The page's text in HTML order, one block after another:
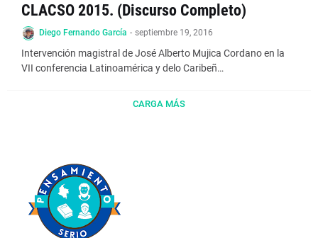
CLACSO 2015. (Discurso Completo)
Diego Fernando García - septiembre 19, 2016
Intervención magistral de José Alberto Mujica Cordano en la
VII conferencia Latinoamérica y delo Caribeñ…
CARGA MÁS